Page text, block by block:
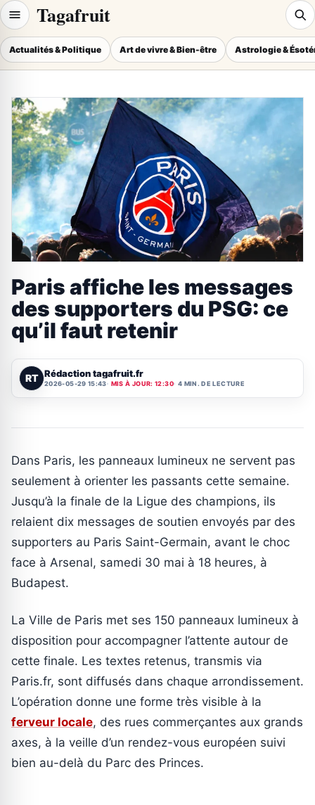
Tagafruit
Actualités & Politique Art de vivre & Bien-être Astrologie &
Paris affiche les messages
des supporters du PSG: ce
qu’il faut retenir
RT Rédaction tagafruit.fr
2026-05-29 15:43 MIS À JOUR: 12:30 4 MIN. DE LECTURE
Dans Paris, les panneaux lumineux ne servent pas
seulement à orienter les passants cette semaine.
Jusqu’à la finale de la Ligue des champions, ils
relaient dix messages de soutien envoyés par des
supporters au Paris Saint-Germain, avant le choc
face à Arsenal, samedi 30 mai à 18 heures, à
Budapest.
La Ville de Paris met ses 150 panneaux lumineux à
disposition pour accompagner l’attente autour de
cette finale. Les textes retenus, transmis via
Paris.fr, sont diffusés dans chaque arrondissement.
L’opération donne une forme très visible à la
ferveur locale, des rues commerçantes aux grands
axes, à la veille d’un rendez-vous européen suivi
bien au-delà du Parc des Princes.